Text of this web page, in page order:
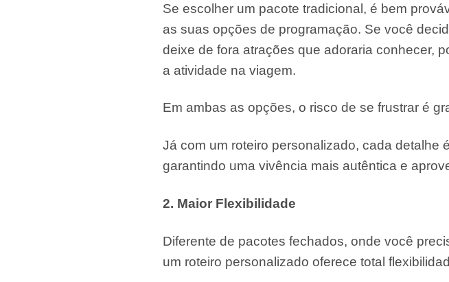
Se escolher um pacote tradicional, é bem
as suas opções de programação. Se você
deixe de fora atrações que adoraria conhecer,
a atividade na viagem.
Em ambas as opções, o risco de se frustrar é
Já com um roteiro personalizado, cada detalhe
garantindo uma vivência mais autêntica e
2. Maior Flexibilidade
Diferente de pacotes fechados, onde você
um roteiro personalizado oferece total